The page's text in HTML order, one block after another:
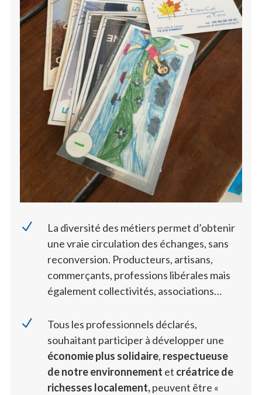
N
La diversité des métiers permet d’obtenir
une vraie circulation des échanges, sans
reconversion. Producteurs, artisans,
commerçants, professions libérales mais
également collectivités, associations…
N
Tous les professionnels déclarés,
souhaitant participer à développer une
économie plus solidaire, respectueuse
de notre environnement et créatrice de
richesses localement,peuvent être «